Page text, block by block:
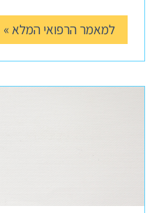
למאמר הרפואי המלא »